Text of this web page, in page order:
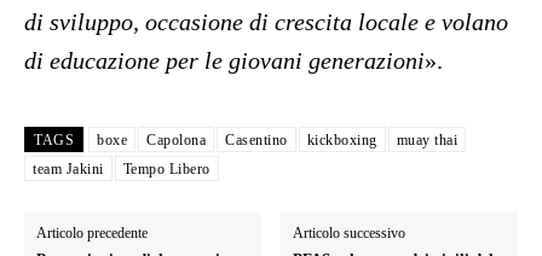
di sviluppo, occasione di crescita locale e volano
di educazione per le giovani generazioni».
TAGS boxe Capolona Casentino kickboxing
muay thai
team Jakini
Tempo Libero
Articolo precedente Articolo successivo